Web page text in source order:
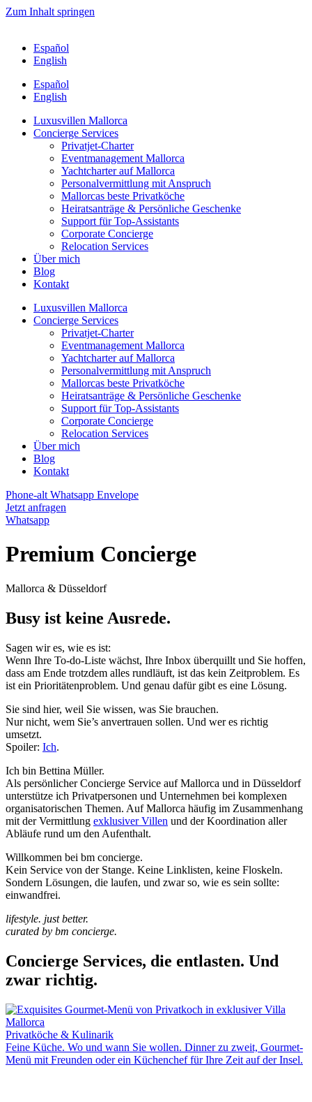
Zum Inhalt springen
Español
English
Español
English
Luxusvillen Mallorca
Concierge Services
Privatjet-Charter
Eventmanagement Mallorca
Yachtcharter auf Mallorca
Personalvermittlung mit Anspruch
Mallorcas beste Privatköche
Heiratsanträge & Persönliche Geschenke
Support für Top-Assistants
Corporate Concierge
Relocation Services
Über mich
Blog
Kontakt
Luxusvillen Mallorca
Concierge Services
Privatjet-Charter
Eventmanagement Mallorca
Yachtcharter auf Mallorca
Personalvermittlung mit Anspruch
Mallorcas beste Privatköche
Heiratsanträge & Persönliche Geschenke
Support für Top-Assistants
Corporate Concierge
Relocation Services
Über mich
Blog
Kontakt
Phone-alt Whatsapp Envelope
Jetzt anfragen
Whatsapp
Premium Concierge
Mallorca & Düsseldorf
Busy ist keine Ausrede.
Sagen wir es, wie es ist:
Wenn Ihre To-do-Liste wächst, Ihre Inbox überquillt und Sie hoffen,
dass am Ende trotzdem alles rundläuft, ist das kein Zeitproblem. Es
ist ein Prioritätenproblem. Und genau dafür gibt es eine Lösung.
Sie sind hier, weil Sie wissen, was Sie brauchen.
Nur nicht, wem Sie’s anvertrauen sollen. Und wer es richtig
umsetzt.
Spoiler: Ich.
Ich bin Bettina Müller.
Als persönlicher Concierge Service auf Mallorca und in Düsseldorf
unterstütze ich Privatpersonen und Unternehmen bei komplexen
organisatorischen Themen. Auf Mallorca häufig im Zusammenhang
mit der Vermittlung exklusiver Villen und der Koordination aller
Abläufe rund um den Aufenthalt.
Willkommen bei bm concierge.
Kein Service von der Stange. Keine Linklisten, keine Floskeln.
Sondern Lösungen, die laufen, und zwar so, wie es sein sollte:
einwandfrei.
lifestyle. just better.
curated by bm concierge.
Concierge Services, die entlasten. Und
zwar richtig.
Privatköche & Kulinarik
Feine Küche. Wo und wann Sie wollen. Dinner zu zweit, Gourmet-
Menü mit Freunden oder ein Küchenchef für Ihre Zeit auf der Insel.